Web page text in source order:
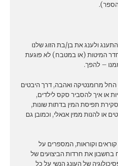
ולענג את בן/בת הזוג שלנו
המיטות (או במטבח) לא פוגעת
– להפך.
החל מרומנטיקה ואהבה, דרך היבטים
או איך להסביר סקס לילדים,
סקירת תפיסת המין בדתות שונות,
או להנות ממין אנאלי, וכמובן גם
וקוראות, המספרים על
בחשבון את חרדות הביצועים של
של העונג הנשי על כל